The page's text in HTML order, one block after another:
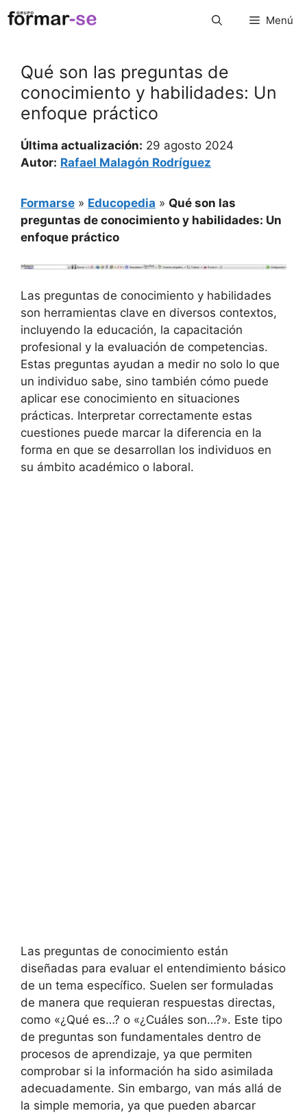
Saltar
al
Menú
Qué son las preguntas de
conocimiento y habilidades: Un
enfoque práctico
Última actualización: 29 agosto 2024
Autor: Rafael Malagón Rodríguez
Formarse » Educopedia » Qué son las
preguntas de conocimiento y habilidades: Un
enfoque práctico
Las preguntas de conocimiento y habilidades
son herramientas clave en diversos contextos,
incluyendo la educación, la capacitación
profesional y la evaluación de competencias.
Estas preguntas ayudan a medir no solo lo que
un individuo sabe, sino también cómo puede
aplicar ese conocimiento en situaciones
prácticas. Interpretar correctamente estas
cuestiones puede marcar la diferencia en la
forma en que se desarrollan los individuos en
su ámbito académico o laboral.
Las preguntas de conocimiento están
diseñadas para evaluar el entendimiento básico
de un tema específico. Suelen ser formuladas
de manera que requieran respuestas directas,
como «¿Qué es…? o «¿Cuáles son…?». Este tipo
de preguntas son fundamentales dentro de
procesos de aprendizaje, ya que permiten
comprobar si la información ha sido asimilada
adecuadamente. Sin embargo, van más allá de
la simple memoria, ya que pueden abarcar